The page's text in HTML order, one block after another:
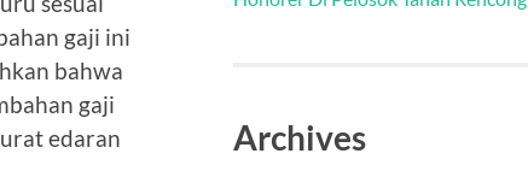
gaji ini
bahwa
gaji
edaran
Archives